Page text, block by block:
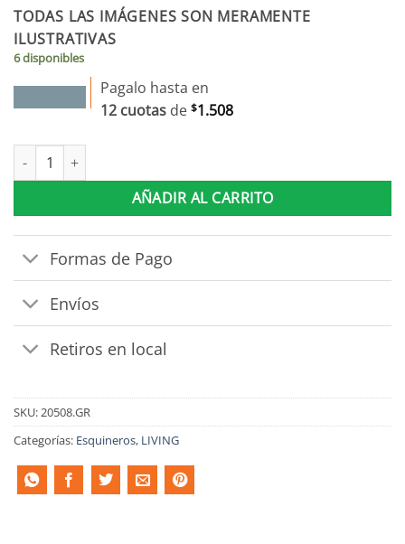
TODAS LAS IMÁGENES SON MERAMENTE
ILUSTRATIVAS
6 disponibles
Pagalo hasta en
12 cuotas de $1.508
Sofá Esquinero 5 Cuerpos Spazio cantidad
AÑADIR AL CARRITO
Formas de Pago
Envíos
Retiros en local
SKU:20508.GR
Categorías: Esquineros, LIVING